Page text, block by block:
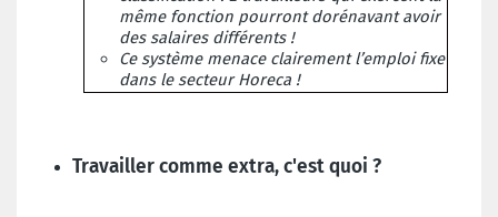
même fonction pourront dorénavant avoir
des salaires différents !
Ce système menace clairement l’emploi fixe
dans le secteur Horeca !
Travailler comme extra, c'est quoi ?